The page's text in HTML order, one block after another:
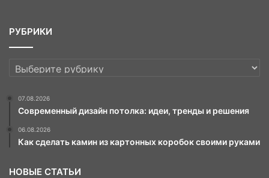
РУБРИКИ
РУБРИКИ
07.08.2026
Современный дизайн потолка: идеи, тренды и решения
06.08.2026
Как сделать камин из картонных коробок своими руками
НОВЫЕ СТАТЬИ